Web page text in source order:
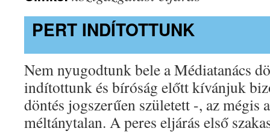
PERT INDÍTOTTUNK
Nem nyugodtunk bele a Médiatanács
indítottunk és bíróság előtt kívánjuk
döntés jogszerűen született -, az mégis
méltánytalan. A peres eljárás első